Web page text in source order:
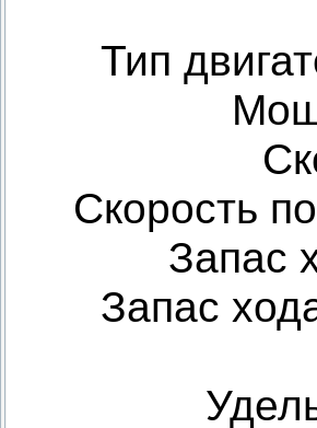
Тип
Скорость
Запас
Запас